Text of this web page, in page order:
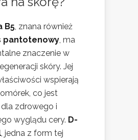
B5, znana również
pantotenowy, ma
znaczenie w
skóry. Jej
wspierają
co jest
zdrowego i
wyglądu cery. D-
, jedna z form tej